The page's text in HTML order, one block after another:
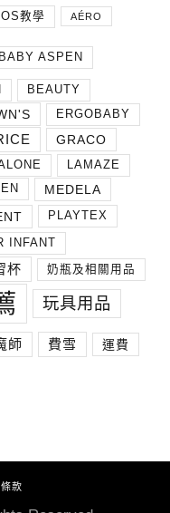
教學 AÉRO
BABY ASPEN
BEAUTY
ERGOBABY
GRACO
LAMAZE
MEDELA
PLAYTEX
INFANT
杯 奶瓶及相關用品
玩具用品
師 費雪 運費
款